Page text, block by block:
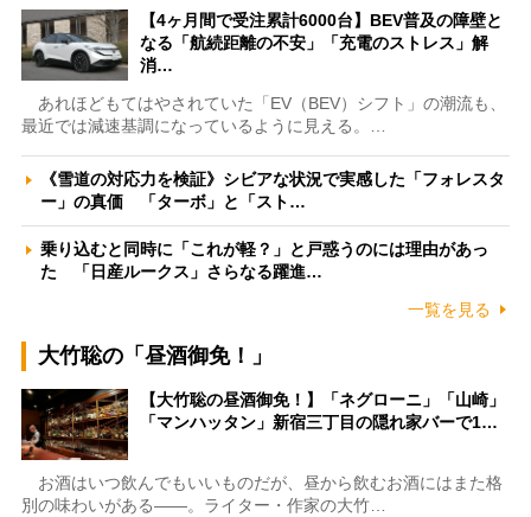
【4ヶ月間で受注累計6000台】BEV普及の障壁と
なる「航続距離の不安」「充電のストレス」解
消…
あれほどもてはやされていた「EV（BEV）シフト」の潮流も、
最近では減速基調になっているように見える。…
《雪道の対応力を検証》シビアな状況で実感した「フォレスタ
ー」の真価 「ターボ」と「スト…
乗り込むと同時に「これが軽？」と戸惑うのには理由があっ
た 「日産ルークス」さらなる躍進…
一覧を見る
大竹聡の「昼酒御免！」
【大竹聡の昼酒御免！】「ネグローニ」「山崎」
「マンハッタン」新宿三丁目の隠れ家バーで1…
お酒はいつ飲んでもいいものだが、昼から飲むお酒にはまた格
別の味わいがある――。ライター・作家の大竹…